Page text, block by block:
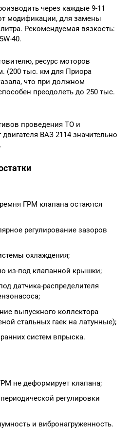
через каждые 9-11
модификации, для замены
Рекомендуемая вязкость:
40.
ресурс моторов
(200 тыс. км для Приора
что при должном
преодолеть до 250 тыс.
проведения ТО и
ВАЗ 2114 значительно
ГРМ клапана остаются
регулирование зазоров
охлаждения;
из-под клапанной крышки;
датчика-распределителя
выпускного коллектора
стальных гаек на латунные);
систем впрыска.
не деформирует клапана;
регулировки
и вибронагруженность.